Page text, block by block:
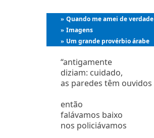
» Quando me amei de verdade
» Imagens
» Um grande provérbio árabe
“antigamente
diziam: cuidado,
as paredes têm ouvidos
então
falávamos baixo
nos policiávamos